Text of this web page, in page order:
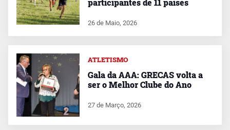
participantes de 11 países
26 de Maio, 2026
ATLETISMO
Gala da AAA: GRECAS volta a
ser o Melhor Clube do Ano
27 de Março, 2026